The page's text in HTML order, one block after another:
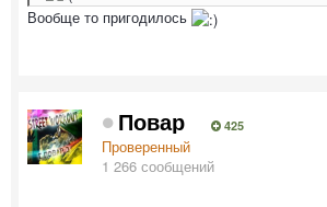
Вообще то пригодилось
Повар 425
Проверенный
1 266 сообщений